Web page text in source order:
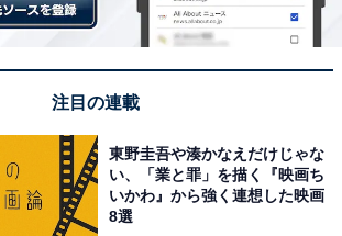
系『最高の教師 1年後、私は生徒に■された』
注目の連載
東野圭吾や湊かなえだけじゃな
い、「業と罪」を描く『映画ち
いかわ』から強く連想した映画
8選